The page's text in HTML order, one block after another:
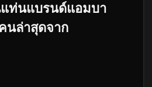
ท่นแบรนด์แอมบา
นล่าสุดจาก